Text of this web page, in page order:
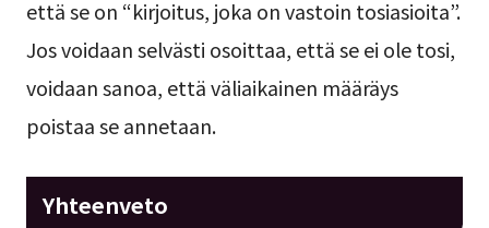
että se on “kirjoitus, joka on vastoin tosiasioita”.
Jos voidaan selvästi osoittaa, että se ei ole tosi,
voidaan sanoa, että väliaikainen määräys
poistaa se annetaan.
Yhteenveto